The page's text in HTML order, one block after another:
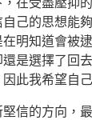
在受盡壓抑
己的思想能
明知道會被
是選擇了回
此我希望自
信的方向，